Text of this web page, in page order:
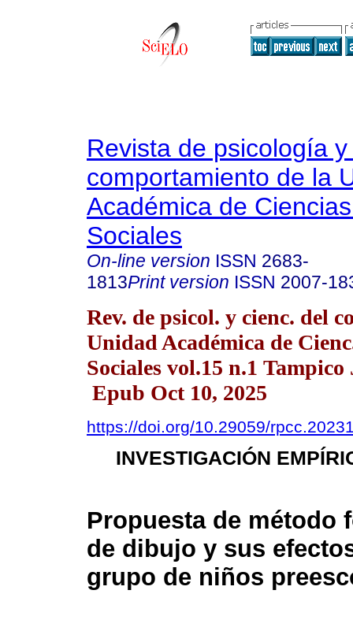
Revista de psicología
comportamiento de la
Académica de
Sociales
On-line version ISSN 2683-
1813Print version ISSN 2007-
Rev. de psicol. y cienc. del
Unidad Académica de
Sociales vol.15 n.1
Epub Oct 10, 2025
https://doi.org/10.29059/
INVESTIGACIÓN
Propuesta de método
de dibujo y sus
grupo de niños